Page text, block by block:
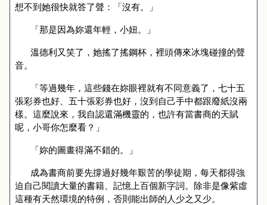
想不到她很快就答了聲：「沒有。」
「那是因為妳還年輕，小妞。」
溫德利又笑了，她搖了搖鋼杯，裡頭傳來冰塊碰撞的聲
音。
「等過幾年，這些錢在妳眼裡就有不同意義了，七十五
張彩券也好、五十張彩券也好，沒到自己手中都跟廢紙沒兩
樣。這麼說來，我自認還滿機靈的，也許有當書商的天賦
呢，小哥你怎麼看？」
「妳的圖畫得滿不錯的。」
成為書商前要先撐過好幾年艱苦的學徒期，每天都得強
迫自己閱讀大量的書籍、記憶上百個新字詞。除非是像紫虛
這種有天然環境的特例，否則能出師的人少之又少。